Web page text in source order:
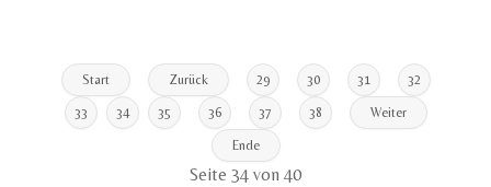
Start Zurück 29 30 31 32
33 34 35 36 37 38 Weiter
Ende
Seite 34 von 40